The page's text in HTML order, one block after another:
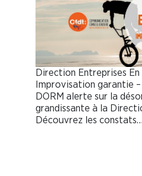
Direction Entreprises
Improvisation garantie
DORM alerte sur la
grandissante à la
Découvrez les constats…